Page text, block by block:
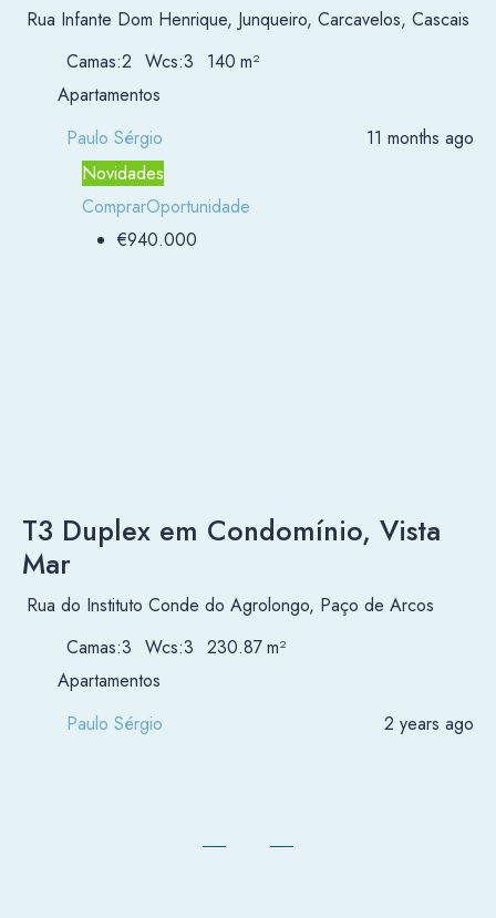
Rua Infante Dom Henrique, Junqueiro, Carcavelos, Cascais
Camas:2 Wcs:3 140 m²
Apartamentos
Paulo Sérgio
11 months ago
Novidades
ComprarOportunidade
€940.000
T3 Duplex em Condomínio, Vista
Mar
Rua do Instituto Conde do Agrolongo, Paço de Arcos
Camas:3 Wcs:3 230.87m²
Apartamentos
Paulo Sérgio
2 years ago